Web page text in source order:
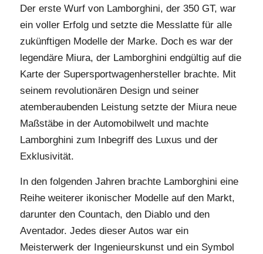
Der erste Wurf von Lamborghini, der 350 GT, war
ein voller Erfolg und setzte die Messlatte für alle
zukünftigen Modelle der Marke. Doch es war der
legendäre Miura, der Lamborghini endgültig auf die
Karte der Supersportwagenhersteller brachte. Mit
seinem revolutionären Design und seiner
atemberaubenden Leistung setzte der Miura neue
Maßstäbe in der Automobilwelt und machte
Lamborghini zum Inbegriff des Luxus und der
Exklusivität.
In den folgenden Jahren brachte Lamborghini eine
Reihe weiterer ikonischer Modelle auf den Markt,
darunter den Countach, den Diablo und den
Aventador. Jedes dieser Autos war ein
Meisterwerk der Ingenieurskunst und ein Symbol